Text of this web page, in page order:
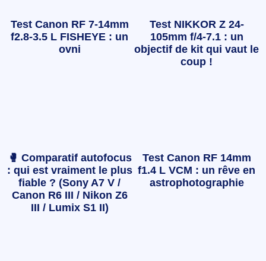
Test Canon RF 7-14mm
f2.8-3.5 L FISHEYE : un
ovni
Test NIKKOR Z 24-
105mm f/4-7.1 : un
objectif de kit qui vaut le
coup !
🥊 Comparatif autofocus
: qui est vraiment le plus
fiable ? (Sony A7 V /
Canon R6 III / Nikon Z6
III / Lumix S1 II)
Test Canon RF 14mm
f1.4 L VCM : un rêve en
astrophotographie